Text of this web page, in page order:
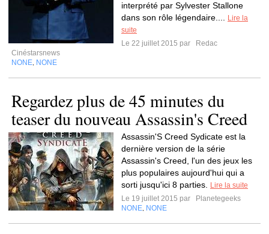
interprété par Sylvester Stallone
dans son rôle légendaire....
Lire la
suite
Le 22 juillet 2015 par
Redac
Cinéstarsnews
NONE NONE
Regardez plus de 45 minutes du
teaser du nouveau Assassin's Creed
Assassin'S Creed Sydicate est la
dernière version de la série
Assassin's Creed, l'un des jeux les
plus populaires aujourd'hui qui a
sorti jusqu'ici 8 parties.
Lire la suite
Le 19 juillet 2015 par
Planetegeeks
NONE NONE